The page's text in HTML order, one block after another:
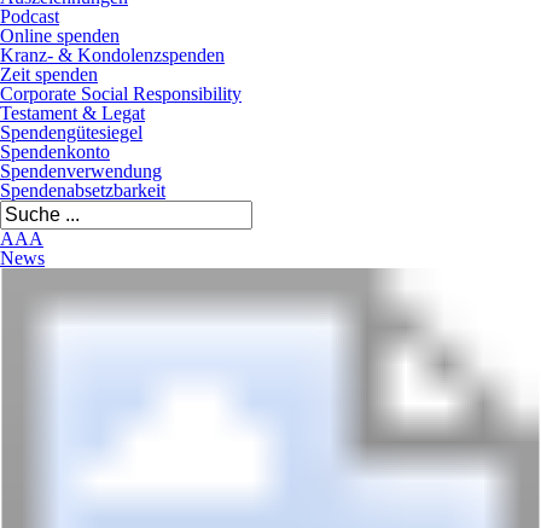
Podcast
Online spenden
Kranz- & Kondolenzspenden
Zeit spenden
Corporate Social Responsibility
Testament & Legat
Spendengütesiegel
Spendenkonto
Spendenverwendung
Spendenabsetzbarkeit
AAA
News